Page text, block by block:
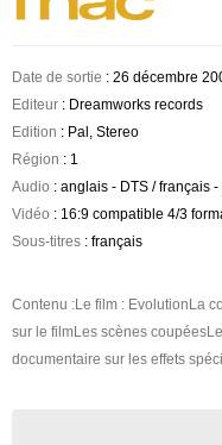
Date de sortie : 26 décembre
Editeur : Dreamworks records
Edition : Pal, Stereo
Région : 1
Audio : anglais - DTS / français
Vidéo : 16:9 compatible 4/3
Sous-titres : français
Contenu :Le film : EvolutionLa
sur le filmLes scènes
documentaire sur les effets